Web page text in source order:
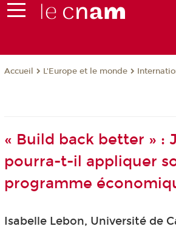
Accueil L'Europe et le monde
« Build back better » :
pourra-t-il appliquer
programme
Isabelle Lebon, Université de